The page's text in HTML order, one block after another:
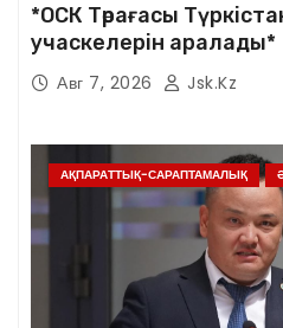
*ОСК Төрағасы
учаскелерін аралады*
Авг 7, 2026 Jsk.kz
АҚПАРАТТЫҚ-САРАПТАМАЛЫҚ